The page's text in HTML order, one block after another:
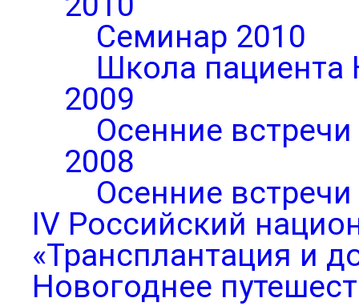
Семинар 2010
Школа пациента
2009
Осенние
2008
Осенние
IV Российский
«Трансплантация и
Новогоднее